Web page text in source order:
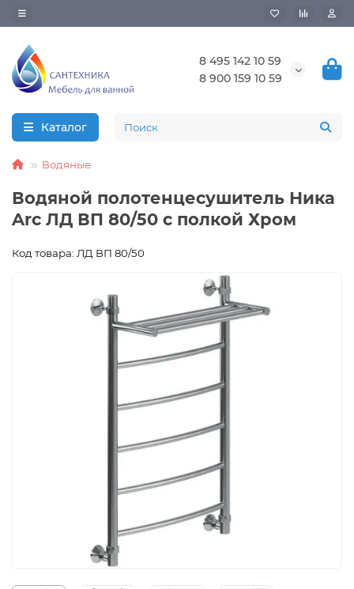
8 495 142 10 59
8 900 159 10 59
Каталог
Водяные
Водяной полотенцесушитель Ника
Arc ЛД ВП 80/50 с полкой Хром
Код товара: ЛД ВП 80/50